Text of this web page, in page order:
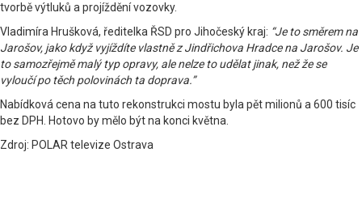
tvorbě výtluků a projíždění vozovky.
Vladimíra Hrušková, ředitelka ŘSD pro Jihočeský kraj: “Je to směrem na
Jarošov, jako když vyjíždíte vlastně z Jindřichova Hradce na Jarošov. Je
to samozřejmě malý typ opravy, ale nelze to udělat jinak, než že se
vyloučí po těch polovinách ta doprava.”
Nabídková cena na tuto rekonstrukci mostu byla pět milionů a 600 tisíc
bez DPH. Hotovo by mělo být na konci května.
Zdroj: POLAR televize Ostrava